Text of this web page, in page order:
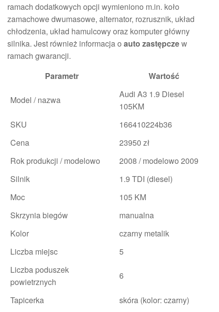
ramach dodatkowych opcji wymieniono m.in. koło
zamachowe dwumasowe, alternator, rozrusznik, układ
chłodzenia, układ hamulcowy oraz komputer główny
silnika. Jest również informacja o auto zastępczew
ramach gwarancji.
Parametr
Wartość
Model / nazwa
Audi A3 1.9 Diesel
105KM
SKU
166410224b36
Cena
23950 zł
Rok produkcji / modelowo
2008 / modelowo 2009
Silnik
1.9 TDI (diesel)
Moc
105 KM
Skrzynia biegów
manualna
Kolor
czarny metalik
Liczba miejsc
5
Liczba poduszek
powietrznych
6
Tapicerka
skóra (kolor: czarny)